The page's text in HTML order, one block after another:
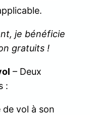
je bénéficie
gratuits !
– Deux
:
de vol à son